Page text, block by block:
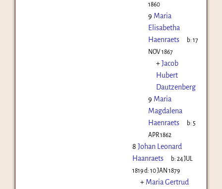
1860
9 Maria
Elisabetha
Haenraets
b:17
NOV 1867
+Jacob
Hubert
Dautzenberg
9 Maria
Magdalena
Haenraets
b: 5
APR 1862
8 Johan Leonard
Haanraets
b:24 JUL
1819d: 10 JAN 1879
+ Maria Gertrud